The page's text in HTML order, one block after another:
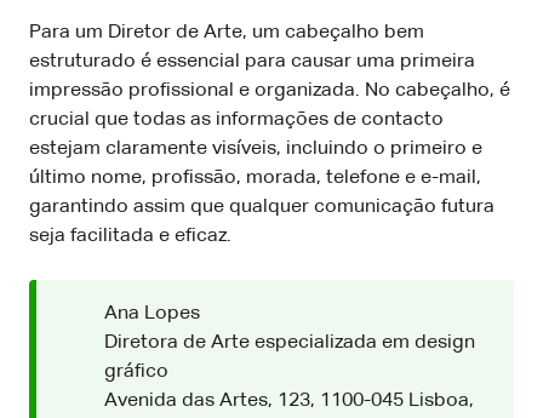
Para um Diretor de Arte, um cabeçalho bem
estruturado é essencial para causar uma primeira
impressão profissional e organizada. No cabeçalho, é
crucial que todas as informações de contacto
estejam claramente visíveis, incluindo o primeiro e
último nome, profissão, morada, telefone e e-mail,
garantindo assim que qualquer comunicação futura
seja facilitada e eficaz.
Ana Lopes
Diretora de Arte especializada em design
gráfico
Avenida das Artes, 123, 1100-045 Lisboa,